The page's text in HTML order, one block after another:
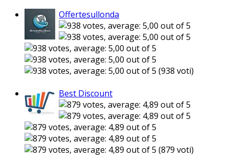
Offertesullonda
(938 voti)
Best Discount
(879 voti)